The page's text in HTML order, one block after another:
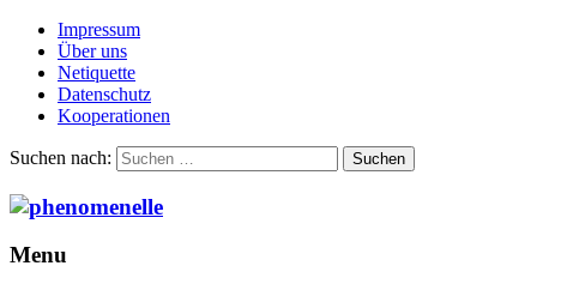
Impressum
Über uns
Netiquette
Datenschutz
Kooperationen
Suchen nach:
Menu